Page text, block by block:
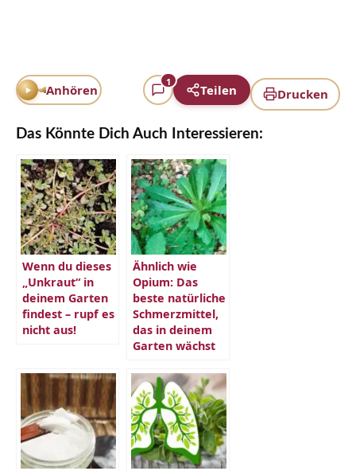
Drucken
Anhören
1
Teilen
Das Könnte Dich Auch Interessieren:
Wenn du dieses
„Unkraut“ in
deinem Garten
findest – rupf es
nicht aus!
Ähnlich wie
Opium: Das
beste natürliche
Schmerzmittel,
das in deinem
Garten wächst